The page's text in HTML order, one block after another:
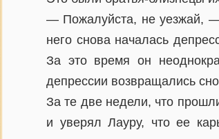
— Пожалуйста, не уезжай, —
него снова началась
За это время он
депрессии возвращались
За те две недели, что
и уверял Лауру, что ее